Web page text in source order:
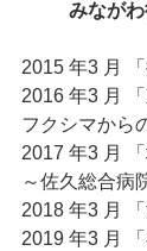
みなが
2015 年3 月
2016 年3 月
フクシマから
2017 年3 月
～佐久総合病
2018 年3 月
2019 年3 月